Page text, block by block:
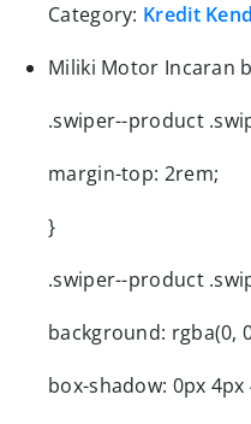
Category: Kredit
Miliki Motor Incaran
.swiper--product
margin-top: 2rem;
}
.swiper--product
background: rgba(0,
box-shadow: 0px 4px